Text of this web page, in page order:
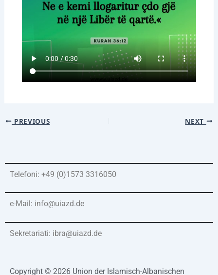
PREVIOUS NEXT
Telefoni: +49 (0)1573 3316050
e-Mail: info@uiazd.de
Sekretariati: ibra@uiazd.de
Copyright © 2026 Union der Islamisch-Albanischen